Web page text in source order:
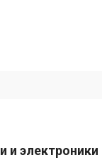
и электроники